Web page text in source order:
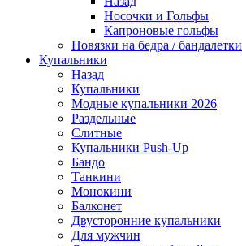
Носочки и Гольфы
Капроновые гольфы
Повязки на бедра / бандалетки
Купальники
Назад
Купальники
Модные купальники 2026
Раздельные
Слитные
Купальники Push-Up
Бандо
Танкини
Монокини
Балконет
Двусторонние купальники
Для мужчин